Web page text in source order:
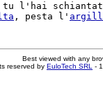
tu l'hai
, pesta l'
Best viewed with any
reserved by EuloTech SRL -